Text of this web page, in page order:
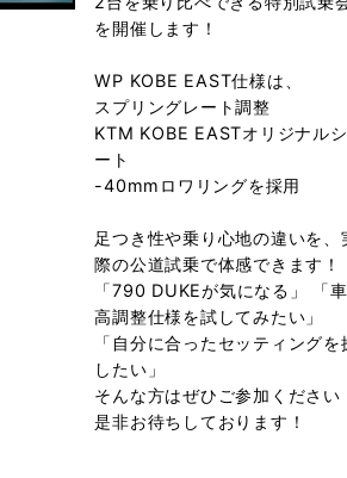
を開催します！
WP KOBE EAST仕様は、
スプリングレート調整
KTM KOBE EASTオリジナルシ
ート
-40mmロワリングを採用
足つき性や乗り心地の違いを、
際の公道試乗で体感できます！
「790 DUKEが気になる」 「車
高調整仕様を試してみたい」
「自分に合ったセッティングを
したい」
そんな方はぜひご参加ください
是非お待ちしております！